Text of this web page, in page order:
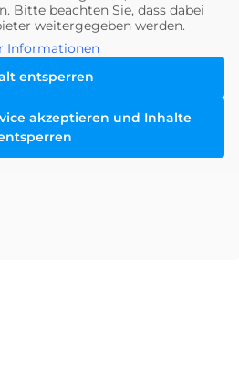
Bitte beachten Sie, dass dabei
weitergegeben werden.
Informationen
entsperren
akzeptieren und Inhalte